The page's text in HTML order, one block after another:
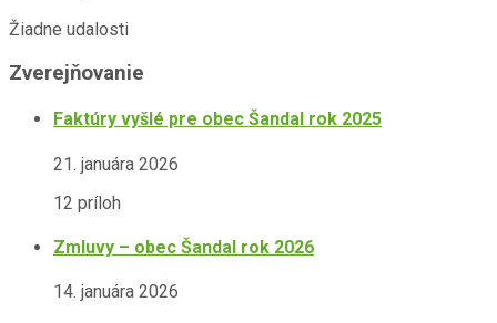
Žiadne udalosti
Zverejňovanie
Faktúry vyšlé pre obec Šandal rok 2025
21. januára 2026
12 príloh
Zmluvy – obec Šandal rok 2026
14. januára 2026